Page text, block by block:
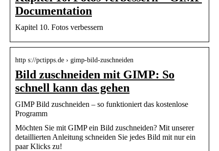
Documentation
Kapitel 10. Fotos verbessern
http s://pctipps.de › gimp-bild-zuschneiden
Bild zuschneiden mit GIMP: So
schnell kann das gehen
GIMP Bild zuschneiden – so funktioniert das kostenlose
Programm
Möchten Sie mit GIMP ein Bild zuschneiden? Mit unserer
detaillierten Anleitung schneiden Sie jedes Bild mit nur ein
paar Klicks zu!